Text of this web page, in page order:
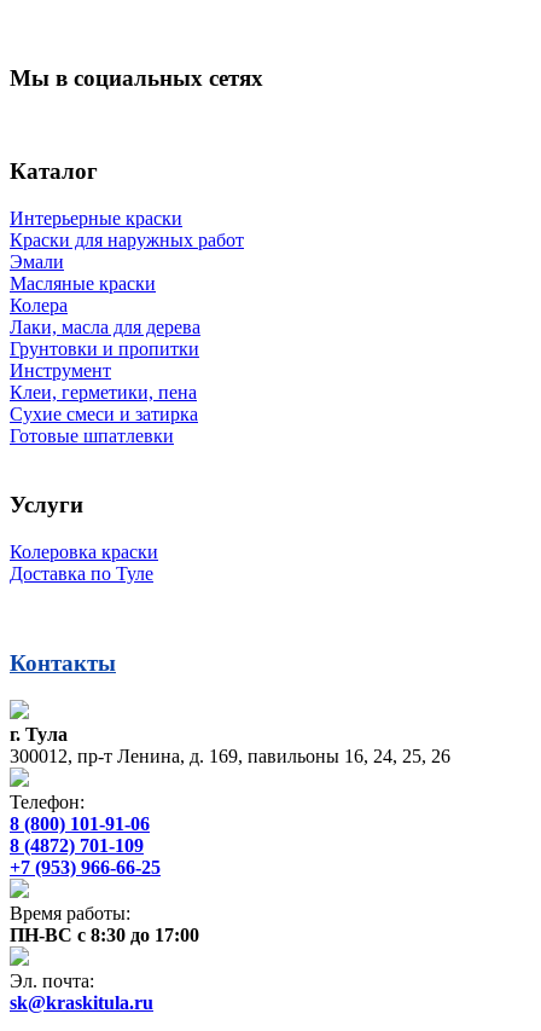
Мы в социальных сетях
Каталог
Интерьерные краски
Краски для наружных работ
Эмали
Масляные краски
Колера
Лаки, масла для дерева
Грунтовки и пропитки
Инструмент
Клеи, герметики, пена
Сухие смеси и затирка
Готовые шпатлевки
Услуги
Колеровка краски
Доставка по Туле
Контакты
г. Тула
300012, пр-т Ленина, д. 169, павильоны 16, 24, 25, 26
Телефон:
8 (800) 101-91-06
8 (4872) 701-109
+7 (953) 966-66-25
Время работы:
ПН-ВС с 8:30 до 17:00
Эл. почта:
sk@kraskitula.ru